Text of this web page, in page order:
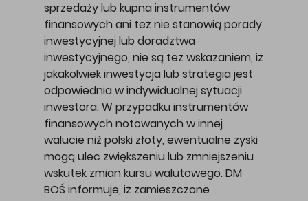
sprzedaży lub kupna instrumentów
finansowych ani też nie stanowią porady
inwestycyjnej lub doradztwa
inwestycyjnego, nie są też wskazaniem, iż
jakakolwiek inwestycja lub strategia jest
odpowiednia w indywidualnej sytuacji
inwestora. W przypadku instrumentów
finansowych notowanych w innej
walucie niż polski złoty, ewentualne zyski
mogą ulec zwiększeniu lub zmniejszeniu
wskutek zmian kursu walutowego. DM
BOŚ informuje, iż zamieszczone